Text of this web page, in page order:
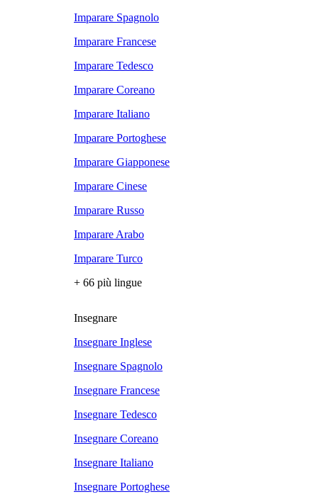
Imparare Spagnolo
Imparare Francese
Imparare Tedesco
Imparare Coreano
Imparare Italiano
Imparare Portoghese
Imparare Giapponese
Imparare Cinese
Imparare Russo
Imparare Arabo
Imparare Turco
+ 66 più lingue
Insegnare
Insegnare Inglese
Insegnare Spagnolo
Insegnare Francese
Insegnare Tedesco
Insegnare Coreano
Insegnare Italiano
Insegnare Portoghese